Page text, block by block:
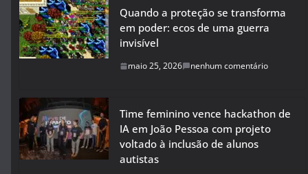
Quando a proteção se transforma
em poder: ecos de uma guerra
invisível
maio 25, 2026 nenhum comentário
Time feminino vence hackathon de
IA em João Pessoa com projeto
voltado à inclusão de alunos
autistas